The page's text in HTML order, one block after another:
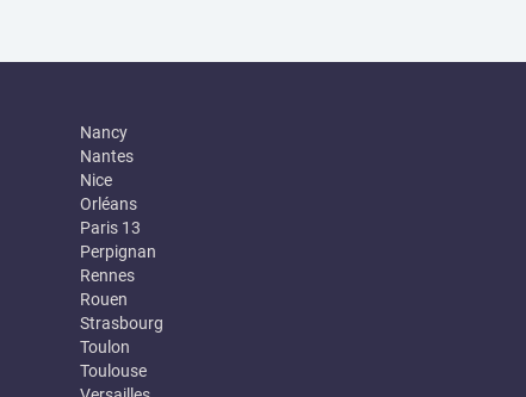
Nancy
Nantes
Nice
Orléans
Paris 13
Perpignan
Rennes
Rouen
Strasbourg
Toulon
Toulouse